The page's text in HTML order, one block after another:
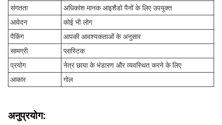
संगतता
अधिकांश मानक आइशैडो पैनों के लिए उपयुक्त
आवेदन
कोई भी लोग
पैकिंग
आपकी आवश्यकताओं के अनुसार
सामग्री
प्लास्टिक
प्रयोग
नेत्र छाया के भंडारण और व्यवस्थित करने के लिए
आकार
गोल
अनुप्रयोग: